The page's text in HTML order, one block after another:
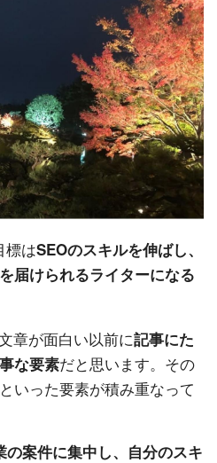
標はSEOのスキルを伸ばし、
届けられるライターになる
章が面白い以前に記事にた
な要素だと思います。その
いった要素が積み重なって
の案件に集中し、自分のスキ